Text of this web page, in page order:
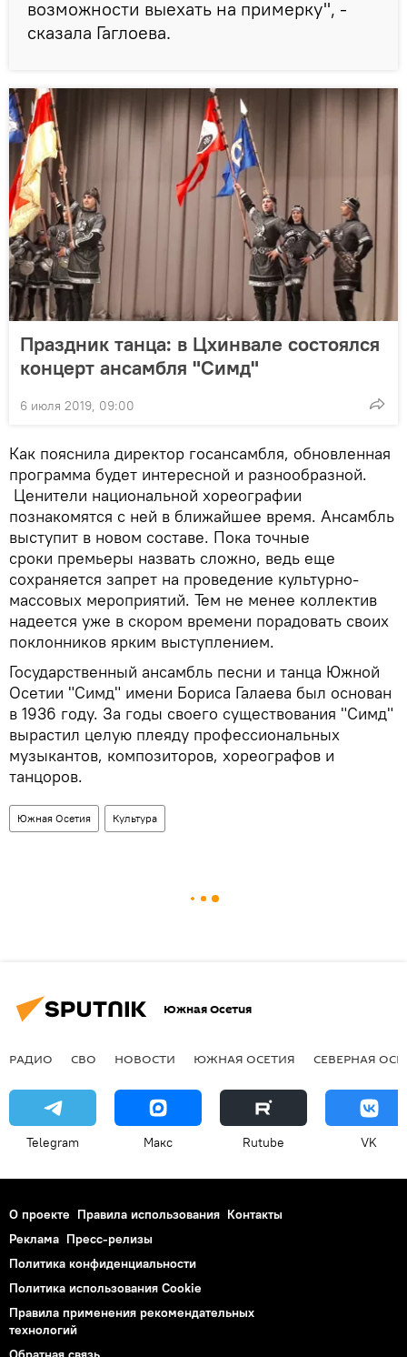
возможности выехать на примерку", -
сказала Гаглоева.
Праздник танца: в Цхинвале состоялся
концерт ансамбля "Симд"
6 июля 2019, 09:00
Как пояснила директор госансамбля, обновленная
программа будет интересной и разнообразной.
Ценители национальной хореографии
познакомятся с ней в ближайшее время. Ансамбль
выступит в новом составе. Пока точные
сроки премьеры назвать сложно, ведь еще
сохраняется запрет на проведение культурно-
массовых мероприятий. Тем не менее коллектив
надеется уже в скором времени порадовать своих
поклонников ярким выступлением.
Государственный ансамбль песни и танца Южной
Осетии "Симд" имени Бориса Галаева был основан
в 1936 году. За годы своего существования "Симд"
вырастил целую плеяду профессиональных
музыкантов, композиторов, хореографов и
танцоров.
Южная Осетия Культура
Южная Осетия
РАДИО СВО НОВОСТИ ЮЖНАЯ ОСЕТИЯ СЕВЕРНАЯ
Telegram Макс Rutube VK
О проекте Правила использования Контакты
Реклама Пресс-релизы
Политика конфиденциальности
Политика использования Cookie
Правила применения рекомендательных
технологий